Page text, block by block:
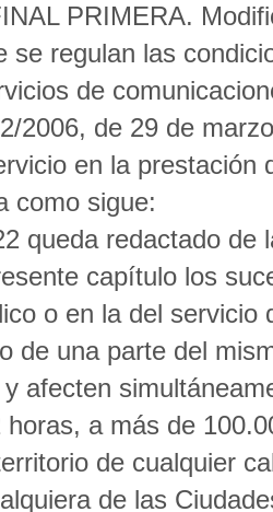
PRIMERA.
se regulan las
de
2006, de 29 de
en la
como sigue:
queda redactado de
capítulo los
o en la del
de una parte del
afecten
a más de
de cualquier
de las